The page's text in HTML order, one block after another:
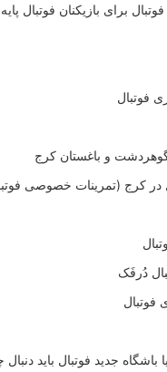
برای بازیکنان فوتبال پایه
فوتبال
و باغستان کرج
کرج (تمرینات خصوصی
دُرفَک
فوتبال
جدید فوتبال باید